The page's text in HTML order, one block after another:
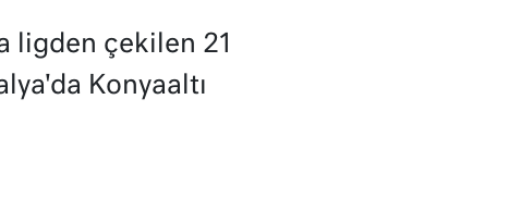
ligden çekilen 21
Konyaaltı